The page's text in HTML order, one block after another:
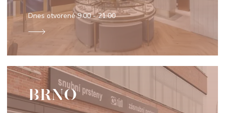
Dnes otvorené9:00 - 21:00
BRNO